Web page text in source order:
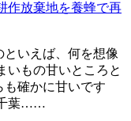
作放棄地を養蜂で再
いえば、何を想像
確かに甘いです
チミツはどうでしょう？ 千葉……